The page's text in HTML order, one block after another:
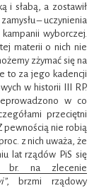
i słabą, a zostawił
– uczynienia
wyborczej.
materii o nich nie
zżymać się na
to za jego kadencji
w historii III RP.
w co
przeciętni
pewnością nie robią
z nich uważa, że
lat rządów PiS się
br. na zlecenie
, brzmi rządowy